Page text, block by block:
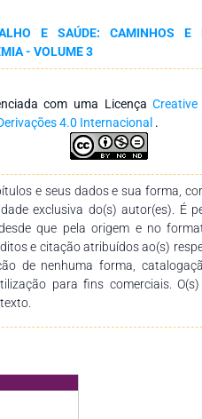
A metodologia
exploratório sendo
a cadeia de suprimentos no
de livros e revistas
verificou-se que há
que apresenta vários
de suprimentos e algumas
cadeia de suprimentos ao
medidas que possam
contribuindo para a
E SAÚDE: CAMINHOS E
- VOLUME 3
com uma Licença
4.0 Internacional .
e seus dados e sua forma,
exclusiva do(s) autor(es). É
que pela origem e no
e citação atribuídos ao(s)
de nenhuma forma,
para fins comerciais.